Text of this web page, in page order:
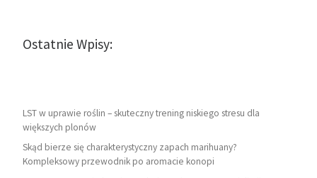
Ostatnie Wpisy:
LST w uprawie roślin – skuteczny trening niskiego stresu dla
większych plonów
Skąd bierze się charakterystyczny zapach marihuany?
Kompleksowy przewodnik po aromacie konopi